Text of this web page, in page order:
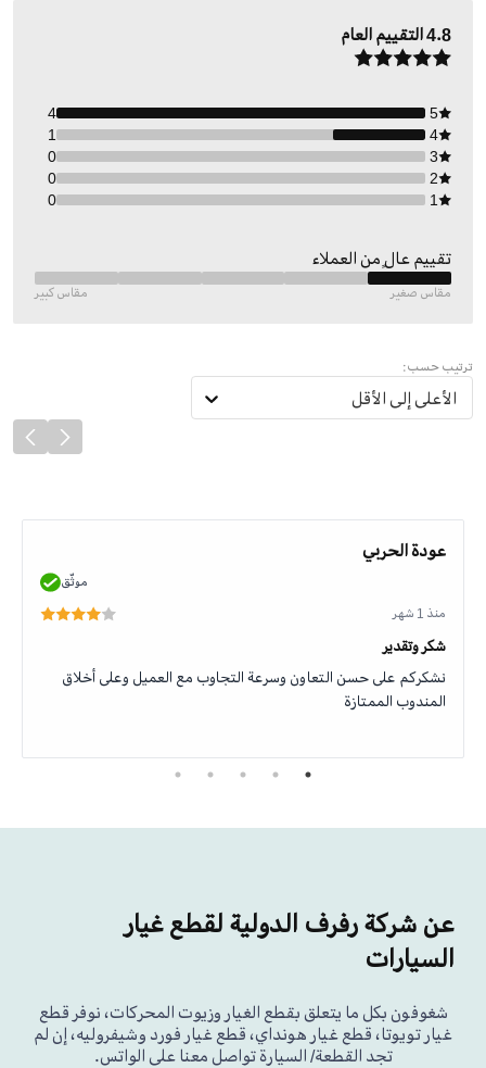
4.8التقييم العام
5
4
4
1
3
0
2
0
1
0
تقييم عالٍ من العملاء
مقاس صغير مقاس كبير
ترتيب حسب:
الأعلى إلى الأقل
عودة الحربي
موثّق
منذ 1 شهر
شكر وتقدير
نشكركم على حسن التعاون وسرعة التجاوب مع العميل وعلى أخلاق
المندوب الممتازة
عن شركة رفرف الدولية لقطع غيار
السيارات
شغوفون بكل ما يتعلق بقطع الغيار وزيوت المحركات، نوفر قطع
غيار تويوتا، قطع غيار هونداي، قطع غيار فورد وشيفروليه، إن لم
تجد القطعة/ السيارة تواصل معنا على الواتس.